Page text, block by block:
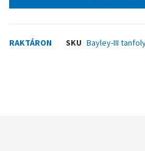
RAKTÁRON SKU Bayley-III